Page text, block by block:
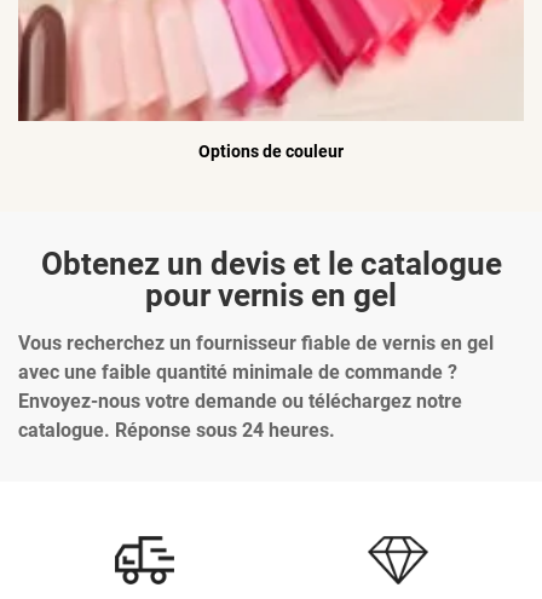
Options de couleur
Obtenez un devis et le catalogue
pour vernis en gel
Vous recherchez un fournisseur fiable de vernis en gel
avec une faible quantité minimale de commande ?
Envoyez-nous votre demande ou téléchargez notre
catalogue. Réponse sous 24 heures.